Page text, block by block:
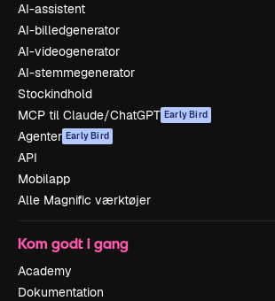
AI-assistent
AI-billedgenerator
AI-videogenerator
AI-stemmegenerator
Stockindhold
MCP til Claude/ChatGPT Early Bird
Agenter Early Bird
API
Mobilapp
Alle Magnific værktøjer
Kom godt i gang
Academy
Dokumentation